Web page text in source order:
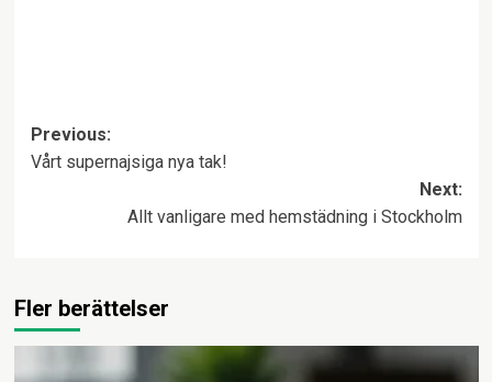
Post
navigation
Previous:
Vårt supernajsiga nya tak!
Next:
Allt vanligare med hemstädning i Stockholm
Fler berättelser